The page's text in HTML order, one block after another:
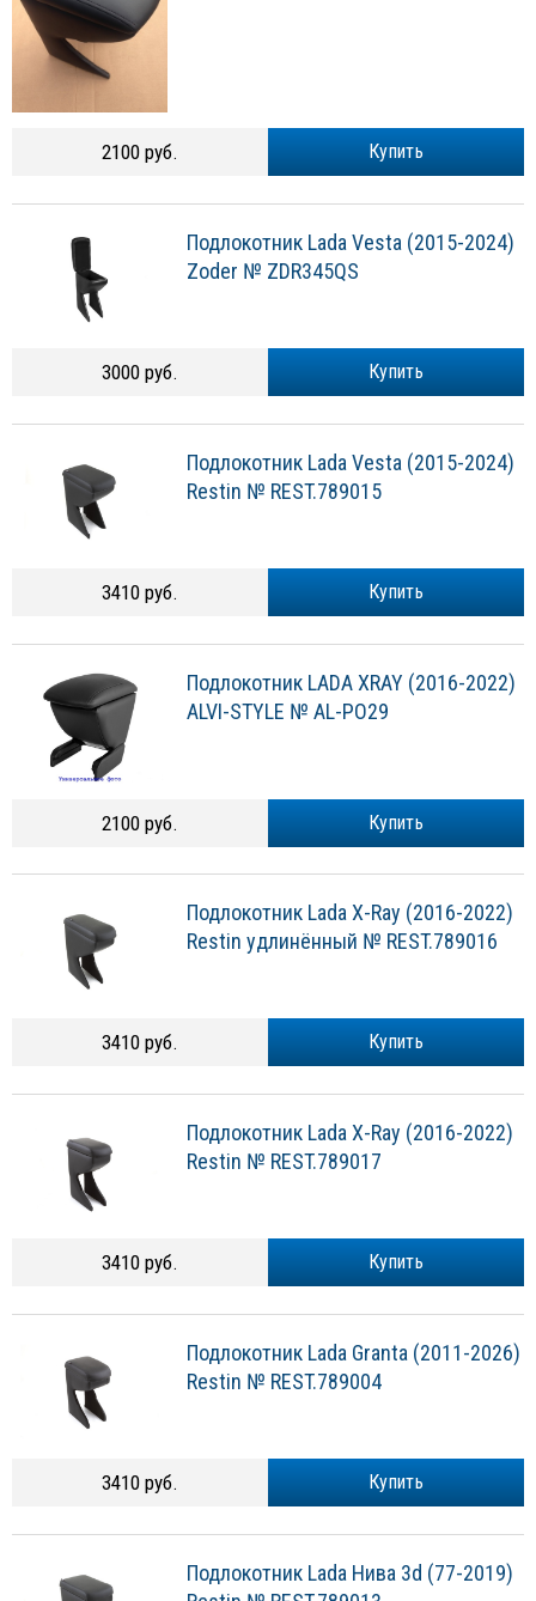
Купить
2100 руб.
Подлокотник Lada Vesta (2015-2024)
Zoder № ZDR345QS
Купить
3000 руб.
Подлокотник Lada Vesta (2015-2024)
Restin № REST.789015
Купить
3410 руб.
Подлокотник LADA XRAY (2016-2022)
ALVI-STYLE № AL-PO29
Купить
2100 руб.
Подлокотник Lada X-Ray (2016-2022)
Restin удлинённый № REST.789016
Купить
3410 руб.
Подлокотник Lada X-Ray (2016-2022)
Restin № REST.789017
Купить
3410 руб.
Подлокотник Lada Granta (2011-2026)
Restin № REST.789004
Купить
3410 руб.
Подлокотник Lada Нива 3d (77-2019)